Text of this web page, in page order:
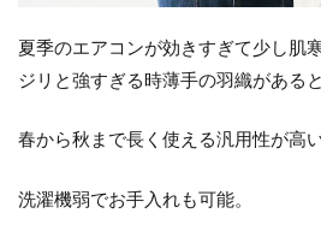
夏季のエアコンが効きすぎて少し肌
ジリと強すぎる時薄手の羽織がある
春から秋まで長く使える汎用性が高
洗濯機弱でお手入れも可能。